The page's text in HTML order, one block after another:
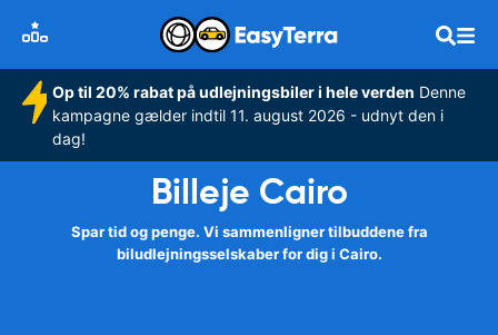
Op til 20% rabat på udlejningsbiler i hele verden Denne
kampagne gælder indtil 11. august 2026 - udnyt den i
dag!
Billeje Cairo
Spar tid og penge. Vi sammenligner tilbuddene fra
biludlejningsselskaber for dig i Cairo.